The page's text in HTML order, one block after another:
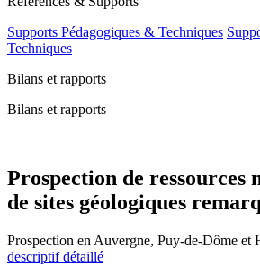
Supports Pédagogiques & Techniques
Techniques
Bilans et rapports
Bilans et rapports
Prospection de ressources
de sites géologiques
Prospection en Auvergne, Puy-de-Dôme et
descriptif détaillé